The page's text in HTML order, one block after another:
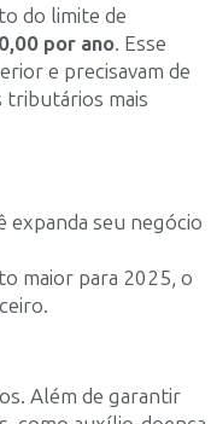
do limite de
por ano. Esse
e precisavam de
tributários mais
expanda seu negócio
maior para 2025, o
Além de garantir